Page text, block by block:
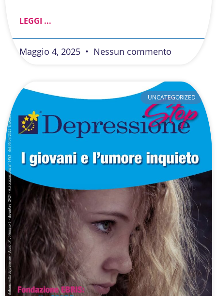
LEGGI ...
Maggio 4, 2025 Nessun commento
UNCATEGORIZED